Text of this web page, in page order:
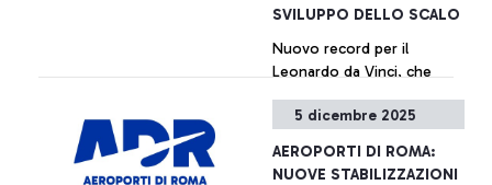
SVILUPPO DELLO SCALO
Nuovo record per il
Leonardo da Vinci, che
passeggeri durante le
+ Approfondisci
5 dicembre 2025
AEROPORTI DI ROMA:
NUOVE STABILIZZAZIONI